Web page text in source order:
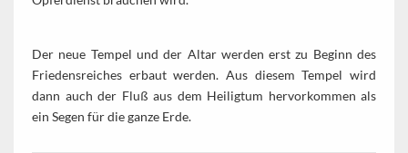
Der neue Tempel und der Altar werden erst zu Beginn des
Friedensreiches erbaut werden. Aus diesem Tempel wird
dann auch der Fluß aus dem Heiligtum hervorkommen als
ein Segen für die ganze Erde.